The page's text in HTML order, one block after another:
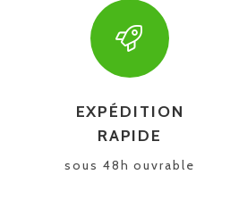
EXPÉDITION
RAPIDE
sous 48h ouvrable